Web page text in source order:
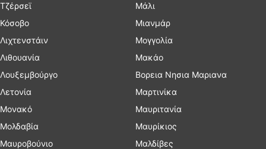
Τζέρσεϊ
Κόσοβο
Λιχτενστάιν
Λιθουανία
Λουξεμβούργο
Λετονία
Μονακό
Μολδαβία
Μαυροβούνιο
Μάλι
Μιανμάρ
Μογγολία
Μακάο
Βορεια Νησια Μαριανα
Μαρτινίκα
Μαυριτανία
Μαυρίκιος
Μαλδίβες